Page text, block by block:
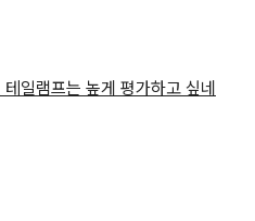
일램프는 높게 평가하고 싶네